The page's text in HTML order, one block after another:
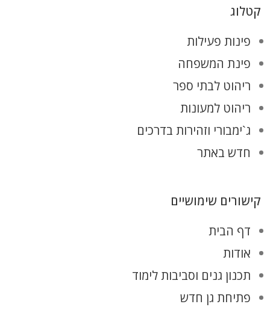
קטלוג
פינות פעילות
פינת המשפחה
ריהוט לבתי ספר
ריהוט למעונות
ג`ימבורי וזהירות בדרכים
חדש באתר
קישורים שימושיים
דף הבית
אודות
תכנון גנים וסביבות לימוד
פתיחת גן חדש